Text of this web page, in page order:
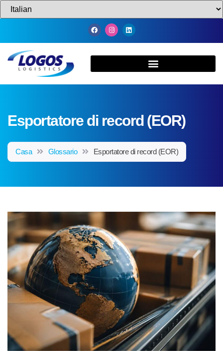
Esportatore di record (EOR)
Casa Glossario Esportatore di record (EOR)